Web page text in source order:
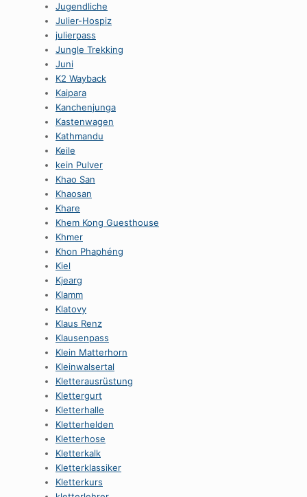
Jugendliche
Julier-Hospiz
julierpass
Jungle Trekking
Juni
K2 Wayback
Kaipara
Kanchenjunga
Kastenwagen
Kathmandu
Keile
kein Pulver
Khao San
Khaosan
Khare
Khem Kong Guesthouse
Khmer
Khon Phaphéng
Kiel
Kjearg
Klamm
Klatovy
Klaus Renz
Klausenpass
Klein Matterhorn
Kleinwalsertal
Kletterausrüstung
Klettergurt
Kletterhalle
Kletterhelden
Kletterhose
Kletterkalk
Kletterklassiker
Kletterkurs